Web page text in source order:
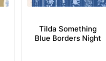
Tilda Something
Blue Borders Night